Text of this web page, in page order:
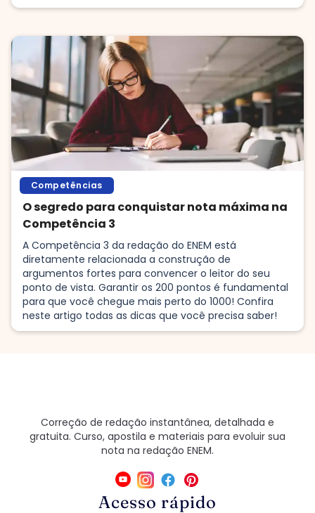
Competências
O segredo para conquistar nota máxima na
Competência 3
A Competência 3 da redação do ENEM está
diretamente relacionada a construção de
argumentos fortes para convencer o leitor do seu
ponto de vista. Garantir os 200 pontos é fundamental
para que você chegue mais perto do 1000! Confira
neste artigo todas as dicas que você precisa saber!
Correção de redação instantânea, detalhada e
gratuita. Curso, apostila e materiais para evoluir sua
nota na redação ENEM.
Acesso rápido